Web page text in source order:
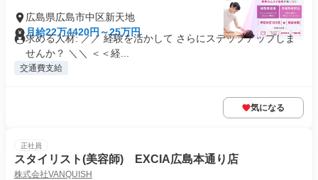
広島県広島市中区新天地
月給22万4420円～25万円
求める人材: ／／ 経験を活かして さらにステップアップしま
せんか？ ＼＼ ＜＜経...
交通費支給
気になる
正社員
スタイリスト(美容師) EXCIA広島本通り店
株式会社VANQUISH